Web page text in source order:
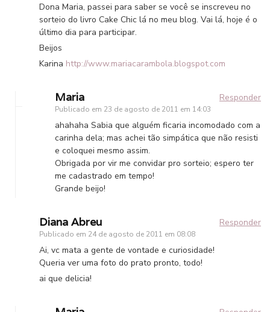
Dona Maria, passei para saber se você se inscreveu no
sorteio do livro Cake Chic lá no meu blog. Vai lá, hoje é o
último dia para participar.
Beijos
Karina http://www.mariacarambola.blogspot.com
Maria
Publicado em 23 de agosto de 2011 em 14:03
Responder
ahahaha Sabia que alguém ficaria incomodado com a
carinha dela; mas achei tão simpática que não resisti
e coloquei mesmo assim.
Obrigada por vir me convidar pro sorteio; espero ter
me cadastrado em tempo!
Grande beijo!
Diana Abreu
Publicado em 24 de agosto de 2011 em 08:08
Responder
Ai, vc mata a gente de vontade e curiosidade!
Queria ver uma foto do prato pronto, todo!
ai que delicia!